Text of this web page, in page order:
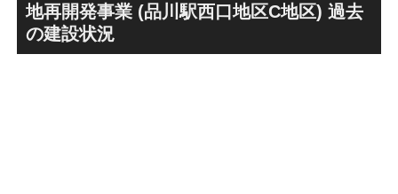
地再開発事業 (品川駅西口地区C地区) 過去
の建設状況